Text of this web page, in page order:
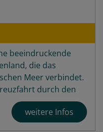
beeindruckende
die das
Meer verbindet.
durch den
Passage durch den
6,4 Kilometer lang
nur...
weitere Infos